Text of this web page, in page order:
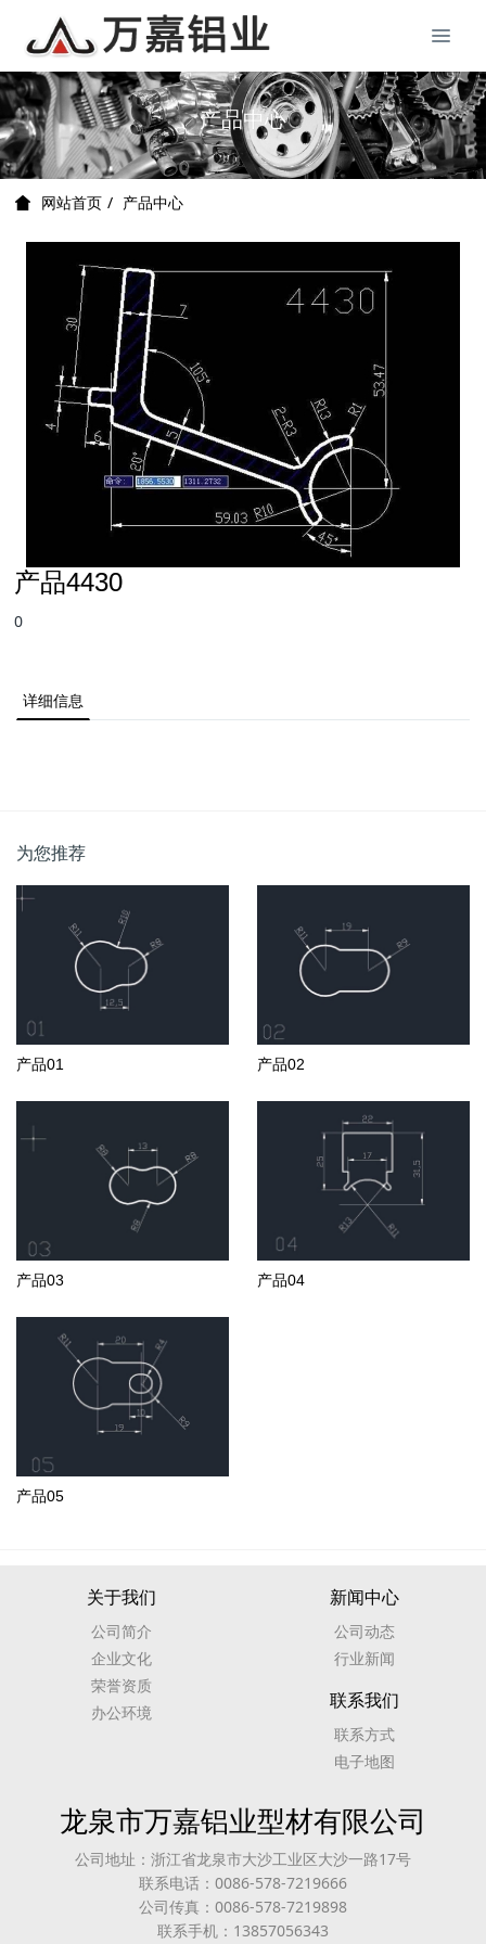
产品中心
网站首页 产品中心
产品4430
0
详细信息
为您推荐
产品01 产品02
产品03 产品04
产品05
关于我们
公司简介
企业文化
荣誉资质
办公环境
新闻中心
公司动态
行业新闻
联系我们
联系方式
电子地图
龙泉市万嘉铝业型材有限公司
公司地址：浙江省龙泉市大沙工业区大沙一路17号
联系电话：0086-578-7219666
公司传真：0086-578-7219898
联系手机：13857056343